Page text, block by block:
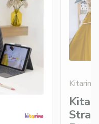
Kitarino